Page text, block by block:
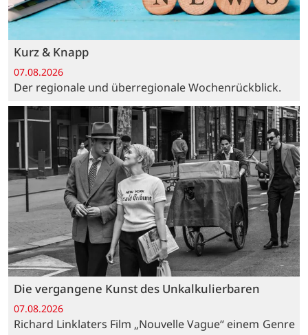
Kurz & Knapp
07.08.2026
Der regionale und überregionale Wochenrückblick.
Die vergangene Kunst des Unkalkulierbaren
07.08.2026
Richard Linklaters Film „Nouvelle Vague“ einem Genre